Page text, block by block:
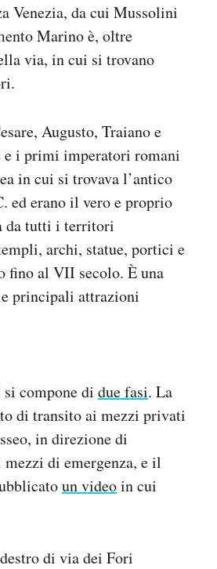
Venezia, da cui Mussolini
Marino è, oltre
via, in cui si trovano
Augusto, Traiano e
e i primi imperatori romani
in cui si trovava l’antico
ed erano il vero e proprio
da tutti i territori
archi, statue, portici e
fino al VII secolo. È una
principali attrazioni
compone di due fasi. La
di transito ai mezzi privati
in direzione di
di emergenza, e il
un videoin cui
di via dei Fori